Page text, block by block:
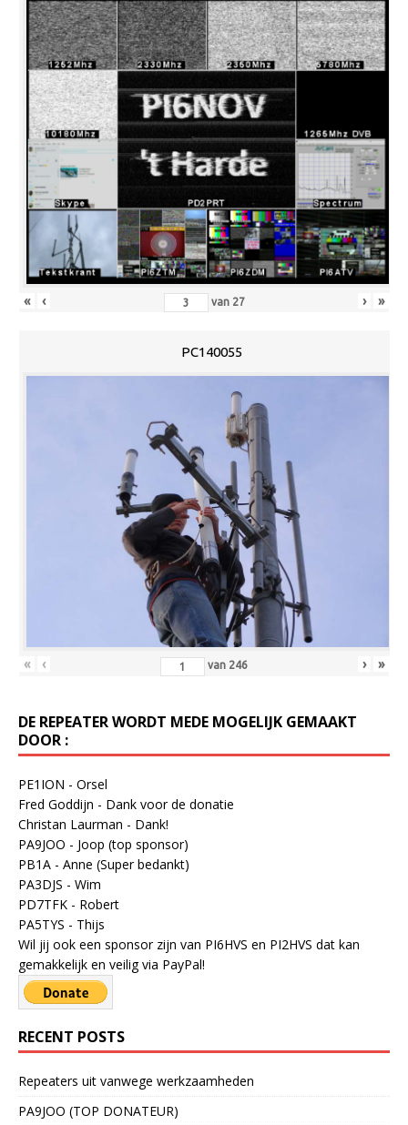
« ‹ van 27 › »
PC140055
« ‹ van 246 › »
DE REPEATER WORDT MEDE MOGELIJK GEMAAKT
DOOR :
PE1ION - Orsel
Fred Goddijn - Dank voor de donatie
Christan Laurman - Dank!
PA9JOO - Joop (top sponsor)
PB1A - Anne (Super bedankt)
PA3DJS - Wim
PD7TFK - Robert
PA5TYS - Thijs
Wil jij ook een sponsor zijn van PI6HVS en PI2HVS dat kan
gemakkelijk en veilig via PayPal!
RECENT POSTS
Repeaters uit vanwege werkzaamheden
PA9JOO (TOP DONATEUR)